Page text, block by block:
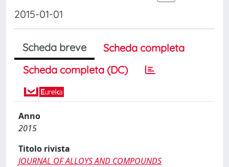
2015-01-01
Scheda breve
Scheda completa
Scheda completa (DC)
Anno
2015
Titolo rivista
JOURNAL OF ALLOYS AND COMPOUNDS